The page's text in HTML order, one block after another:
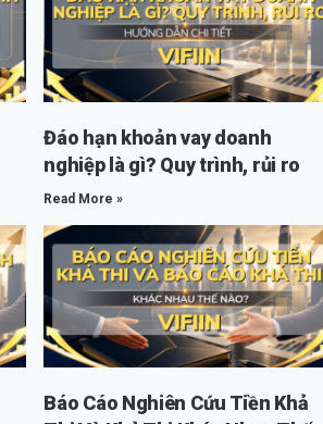
Đáo hạn khoản vay doanh
nghiệp là gì? Quy trình, rủi ro
Read More »
Báo Cáo Nghiên Cứu Tiền Khả